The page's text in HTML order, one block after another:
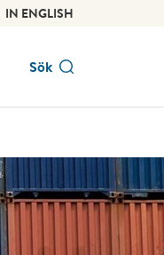
IN ENGLISH
Sök